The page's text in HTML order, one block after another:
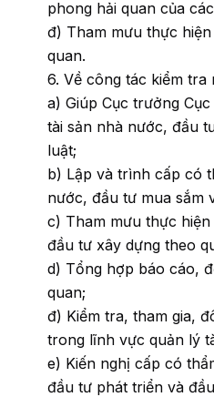
phong hải quan của
đ) Tham mưu thực
quan.
6. Về công tác kiểm tra
a) Giúp Cục trưởng
tài sản nhà nước, đầu
luật;
b) Lập và trình cấp có
nước, đầu tư mua sắm
c) Tham mưu thực
đầu tư xây dựng theo
d) Tổng hợp báo cáo,
quan;
đ) Kiểm tra, tham gia,
trong lĩnh vực quản lý
e) Kiến nghị cấp có
đầu tư phát triển và